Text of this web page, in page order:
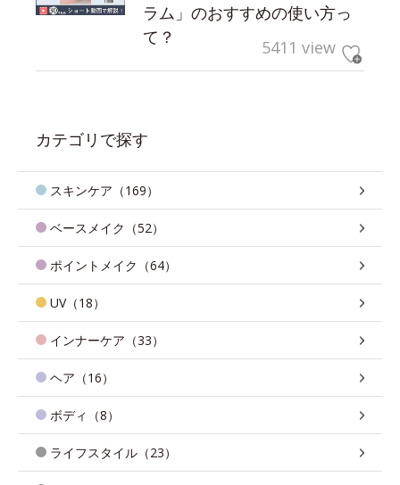
ラム」のおすすめの使い方っ
て？
5411 view
カテゴリで探す
スキンケア（169）
ベースメイク（52）
ポイントメイク（64）
UV（18）
インナーケア（33）
ヘア（16）
ボディ（8）
ライフスタイル（23）